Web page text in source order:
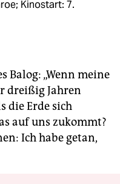
Kinostart: 7.
Balog: „Wenn meine
dreißig Jahren
die Erde sich
auf uns zukommt?
Ich habe getan,